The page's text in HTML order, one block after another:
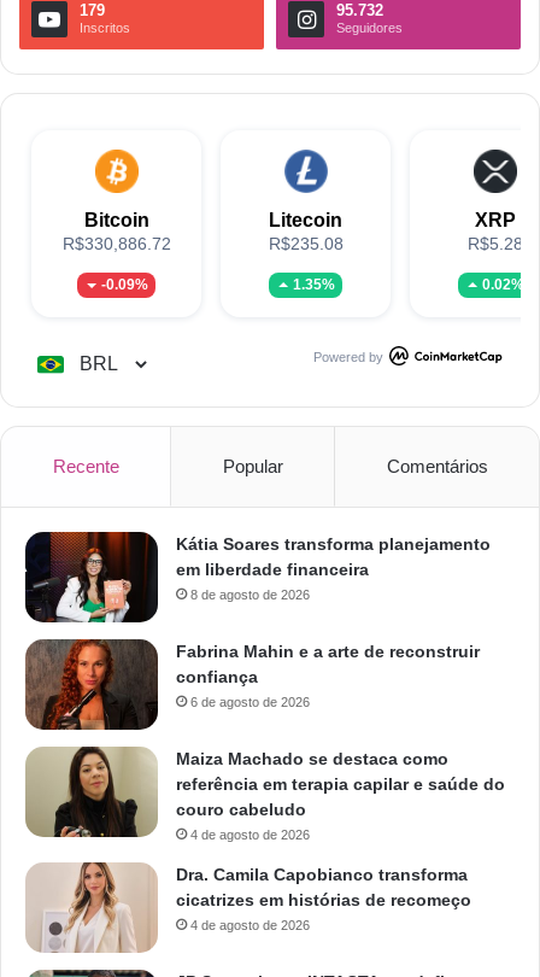
179
Inscritos
95.732
Seguidores
Bitcoin
R$330,886.72
-0.09%
Litecoin
R$235.08
1.35%
XRP
R$5.28
0.02%
Powered by
Recente Popular Comentários
Kátia Soares transforma planejamento
em liberdade financeira
8 de agosto de 2026
Fabrina Mahin e a arte de reconstruir
confiança
6 de agosto de 2026
Maiza Machado se destaca como
referência em terapia capilar e saúde do
couro cabeludo
4 de agosto de 2026
Dra. Camila Capobianco transforma
cicatrizes em histórias de recomeço
4 de agosto de 2026